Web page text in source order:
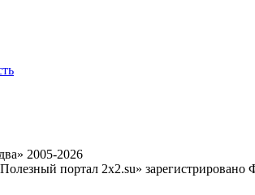
2005-2026
портал 2x2.su»